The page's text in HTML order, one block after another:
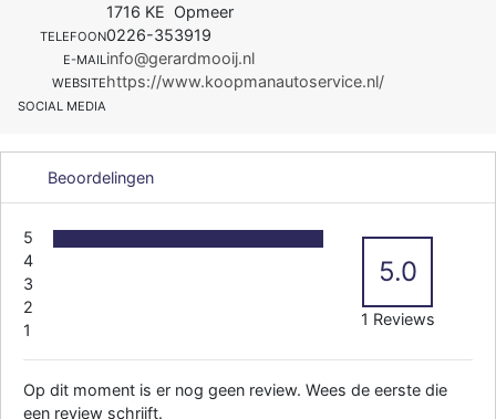
1716 KE Opmeer
TELEFOON0226-353919
E-MAILinfo@gerardmooij.nl
WEBSITEhttps://www.koopmanautoservice.nl/
SOCIAL MEDIA
Beoordelingen
5
4
3
2
1
5.0
1 Reviews
Op dit moment is er nog geen review. Wees de eerste die
een review schrijft.